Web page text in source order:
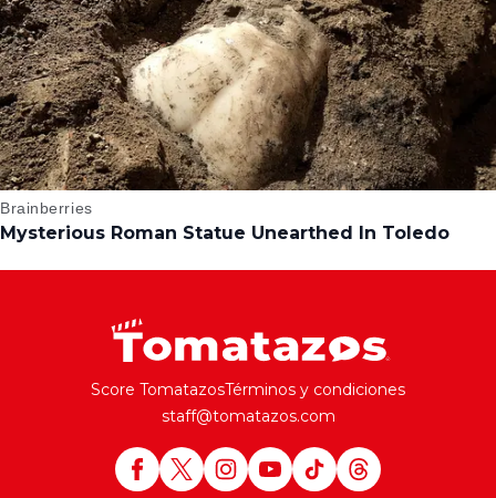
Score TomatazosTérminos y condiciones
staff@tomatazos.com